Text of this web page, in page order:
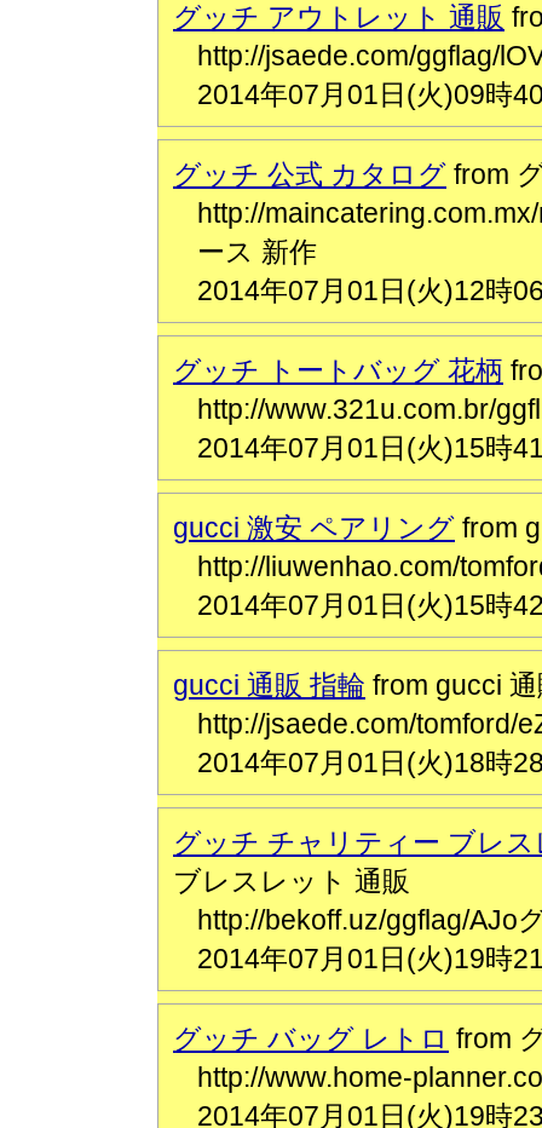
グッチ アウトレット 通販
http://jsaede.com/ggflag/
2014年07月01日(火)09時
グッチ 公式 カタログ from
http://
ース 新作
2014年07月01日(火)12時
グッチ トートバッグ 花柄
http://www.321u.com.br/
2014年07月01日(火)15時
gucci 激安 ペアリング from
http://liuwenhao.com/
2014年07月01日(火)15時
gucci 通販 指輪 from gucci
http://jsaede.com/tomford/
2014年07月01日(火)18時
グッチ チャリティー ブレ
ブレスレット 通販
http://bekoff.uz/ggflag/AJo
2014年07月01日(火)19時
グッチ バッグ レトロ from
http://www.home-
2014年07月01日(火)19時